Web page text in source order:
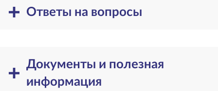
Ответы на вопросы
Документы и полезная
информация